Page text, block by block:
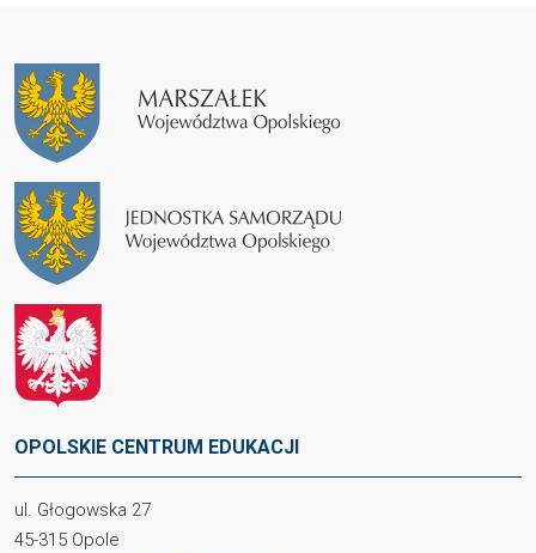
OPOLSKIE CENTRUM EDUKACJI
ul. Głogowska 27
45-315 Opole